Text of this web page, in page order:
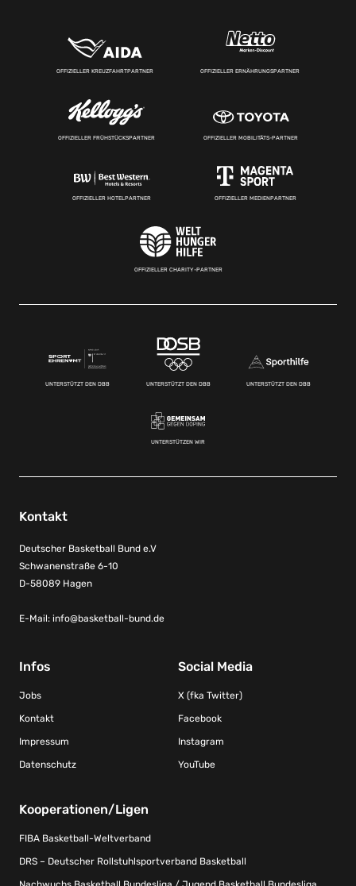
OFFIZIELLER KREUZFAHRTPARTNER OFFIZIELLER ERNÄHRUNGSPARTNER
OFFIZIELLER FRÜHSTÜCKSPARTNER OFFIZIELLER MOBILITÄTS-PARTNER
OFFIZIELLER HOTELPARTNER OFFIZIELLER MEDIENPARTNER
OFFIZIELLER CHARITY-PARTNER
UNTERSTÜTZT DEN DBB UNTERSTÜTZT DEN DBB UNTERSTÜTZT DEN DBB
UNTERSTÜTZEN WIR
Kontakt
Deutscher Basketball Bund e.V
Schwanenstraße 6-10
D-58089 Hagen
E-Mail: info@basketball-bund.de
Infos
Jobs
Kontakt
Impressum
Datenschutz
Social Media
X (fka Twitter)
Facebook
Instagram
YouTube
Kooperationen/Ligen
FIBA Basketball-Weltverband
DRS – Deutscher Rollstuhlsportverband Basketball